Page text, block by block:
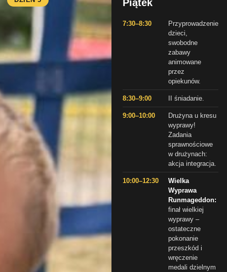
Piątek
7:30–8:30
Przyprowadzenie
dzieci,
swobodne
zabawy
animowane
przez
opiekunów.
8:30–9:00 II śniadanie.
9:00–10:00
Drużyna u kresu
wyprawy!
Zadania
sprawnościowe
w drużynach:
akcja integracja.
10:00–12:30
Wielka
Wyprawa
Runmageddon:
finał wielkiej
wyprawy –
ostateczne
pokonanie
przeszkód i
wręczenie
medali dzielnym